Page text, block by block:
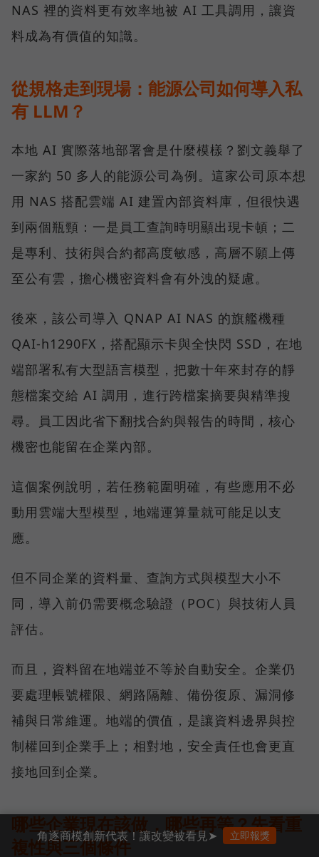
NAS 裡的資料更有效率地被 AI 工具調用，讓資
料成為有價值的知識。
從規格走到現場：能源公司如何導入私
有 LLM？
本地 AI 實際落地部署會是什麼模樣？劉文義舉了
一家約 50 多人的能源公司為例。這家公司原本想
用 NAS 搭配雲端 AI 建置內部資料庫，但很快遇
到兩個瓶頸：一是員工查詢時明顯出現卡頓；二
是專利、技術與合約都高度敏感，高層不願上傳
至公有雲，擔心機密資料會有外洩的疑慮。
後來，該公司導入 QNAP AI NAS 的旗艦機種
QAI-h1290FX，搭配顯示卡與全快閃 SSD，在地
端部署私有大型語言模型，把數十年來封存的靜
態檔案交給 AI 調用，進行跨檔案摘要與精準搜
尋。員工因此省下翻找合約與報告的時間，核心
機密也能留在企業內部。
這個案例說明，若任務範圍明確，有些應用不必
動用雲端大型模型，地端運算量就可能足以支
應。
但不同企業的資料量、查詢方式與模型大小不
同，導入前仍需要概念驗證（POC）與技術人員
評估。
而且，資料留在地端並不等於自動安全。企業仍
要處理帳號權限、網路隔離、備份復原、漏洞修
補與日常維運。地端的價值，是讓資料邊界與控
制權回到企業手上；相對地，安全責任也會更直
接地回到企業。
哪些企業現在該做，哪些再等？先看重
複性與三個條件
角逐商模創新代表！讓改變被看見➤ 立即報獎